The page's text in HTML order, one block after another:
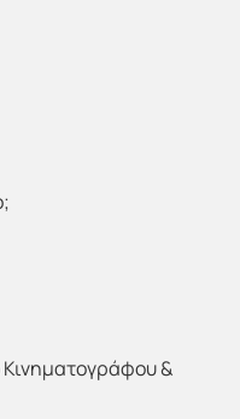
Κινηματογράφου &